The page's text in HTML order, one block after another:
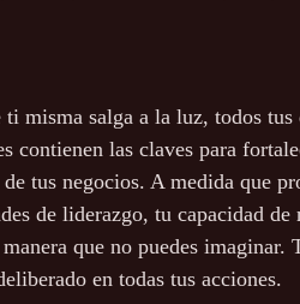
en este
misma salga a la luz, todos
contienen las claves para
tus negocios. A medida que
de liderazgo, tu capacidad
que no puedes imaginar.
en todas tus acciones.